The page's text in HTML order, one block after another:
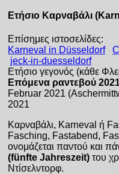
Ετήσιο Καρναβάλι
Επίσημες ιστοσελίδες:
Karneval in Düsseldorf
jeck-in-duesseldorf
Ετήσιο γεγονός (κάθε
Επόμενα ραντεβού
Februar 2021
2021
Καρναβάλι, Karneval ή
Fasching, Fastabend,
ονομάζεται παντού και
(fünfte Jahreszeit) του
Ντίσελντορφ.